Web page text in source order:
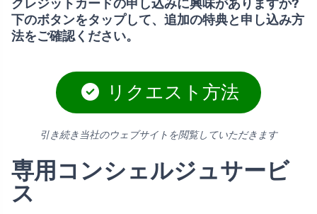
クレジットカードの申し込みに興味がありますか?
下のボタンをタップして、追加の特典と申し込み方
法をご確認ください。
リクエスト方法
引き続き当社のウェブサイトを閲覧していただきます
専用コンシェルジュサービ
ス